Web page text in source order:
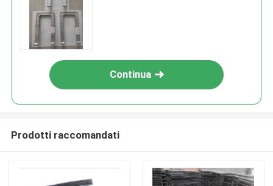
Continua
Prodotti raccomandati